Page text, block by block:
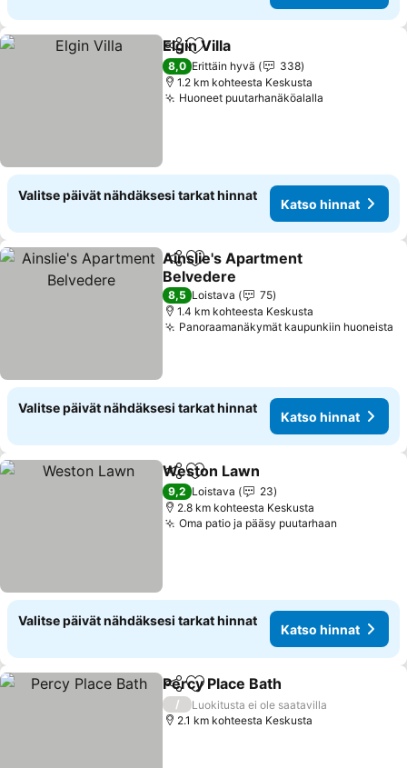
Jaa Lisää suosikkeihin
Elgin Villa
8,0 Erittäin hyvä
338
1.2 km kohteesta Keskusta
Huoneet puutarhanäköalalla
Valitse päivät nähdäksesi tarkat hinnat
Katso hinnat
Jaa Lisää suosikkeihin
Ainslie's Apartment
Belvedere
8,5 Loistava
75
1.4 km kohteesta Keskusta
Panoraamanäkymät kaupunkiin huoneista
Valitse päivät nähdäksesi tarkat hinnat
Katso hinnat
Jaa Lisää suosikkeihin
Weston Lawn
9,2 Loistava
23
2.8 km kohteesta Keskusta
Oma patio ja pääsy puutarhaan
Valitse päivät nähdäksesi tarkat hinnat
Katso hinnat
Jaa Lisää suosikkeihin
Percy Place Bath
/
Luokitusta ei ole saatavilla
2.1 km kohteesta Keskusta